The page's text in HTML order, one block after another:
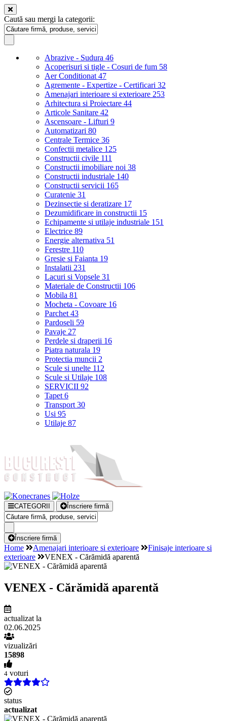
Caută sau mergi la categorii:
Abrazive - Sudura 46
Acoperisuri si tigle - Cosuri de fum 58
Aer Conditionat 47
Agremente - Expertize - Certificari 32
Amenajari interioare si exterioare 253
Arhitectura si Proiectare 44
Articole Sanitare 42
Ascensoare - Lifturi 9
Automatizari 80
Centrale Termice 36
Confectii metalice 125
Constructii civile 111
Constructii imobiliare noi 38
Constructii industriale 140
Constructii servicii 165
Curatenie 31
Dezinsectie si deratizare 17
Dezumidificare in constructii 15
Echipamente si utilaje industriale 151
Electrice 89
Energie alternativa 51
Ferestre 110
Gresie si Faianta 19
Instalatii 231
Lacuri si Vopsele 31
Materiale de Constructii 106
Mobila 81
Mocheta - Covoare 16
Parchet 43
Pardoseli 59
Pavaje 27
Perdele si draperii 16
Piatra naturala 19
Protectia muncii 2
Scule si unelte 112
Scule si Utilaje 108
SERVICII 92
Tapet 6
Transport 30
Usi 95
Utilaje 87
CATEGORII Înscriere firmă
Înscriere firmă
Home Amenajari interioare si exterioare
Finisaje interioare si
exterioare
VENEX - Cărămidă aparentă
VENEX - Cărămidă aparentă
actualizat la
02.06.2025
vizualizări
15898
4 voturi
status
actualizat